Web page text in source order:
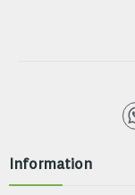
Information